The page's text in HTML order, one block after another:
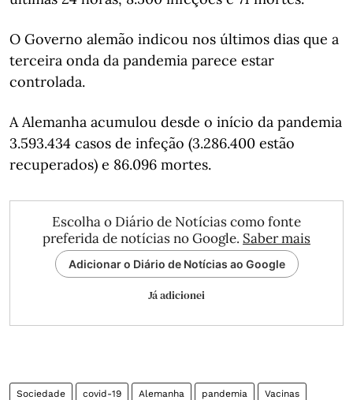
O Governo alemão indicou nos últimos dias que a
terceira onda da pandemia parece estar
controlada.
A Alemanha acumulou desde o início da pandemia
3.593.434 casos de infeção (3.286.400 estão
recuperados) e 86.096 mortes.
Escolha o Diário de Notícias como fonte
preferida de notícias no Google. Saber mais
Adicionar o Diário de Notícias ao Google
Já adicionei
Sociedade covid-19 Alemanha pandemia Vacinas